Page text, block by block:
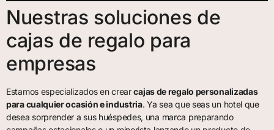
Nuestras soluciones de
cajas de regalo para
empresas
Estamos especializados en crearcajas de regalo personalizadas
para cualquier ocasión e industria. Ya sea que seas un hotel que
desea sorprender a sus huéspedes, una marca preparando